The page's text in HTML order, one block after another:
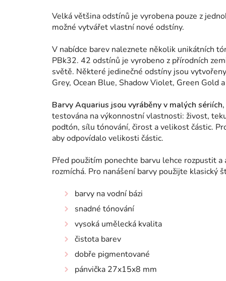
Velká většina odstínů je vyrobena pouze z
možné vytvářet vlastní nové odstíny.
V nabídce barev naleznete několik unikátních
PBk32. 42 odstínů je vyrobeno z přírodních
světě. Některé jedinečné odstíny jsou
Grey, Ocean Blue, Shadow Violet, Green Gold
Barvy Aquarius jsou vyráběny v malých
testována na výkonnostní vlastnosti: živost,
podtón, sílu tónování, čirost a velikost částic.
aby odpovídalo velikosti částic.
Před použitím ponechte barvu lehce rozpustit a
rozmíchá. Pro nanášení barvy použijte klasický
barvy na vodní bázi
snadné tónování
vysoká umělecká kvalita
čistota barev
dobře pigmentované
pánvička 27x15x8 mm